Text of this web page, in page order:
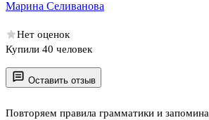
Оставить отзыв
Повторяем правила грамматики и
Марина Селиванова
Нет оценок
Купили 40 человек